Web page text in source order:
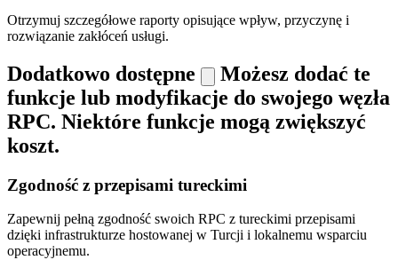
Otrzymuj szczegółowe raporty opisujące wpływ, przyczynę i
rozwiązanie zakłóceń usługi.
Dodatkowo dostępne
Możesz dodać te
funkcje lub modyfikacje do swojego węzła
RPC. Niektóre funkcje mogą zwiększyć
koszt.
Zgodność z przepisami tureckimi
Zapewnij pełną zgodność swoich RPC z tureckimi przepisami
dzięki infrastrukturze hostowanej w Turcji i lokalnemu wsparciu
operacyjnemu.